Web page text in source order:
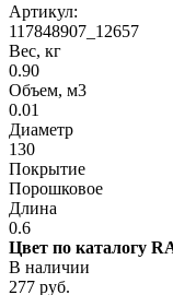
Артикул:
117848907_12657
Вес, кг
0.90
Объем, м3
0.01
Диаметр
130
Покрытие
Порошковое
Длина
0.6
Цвет по каталогу
В наличии
277 руб.